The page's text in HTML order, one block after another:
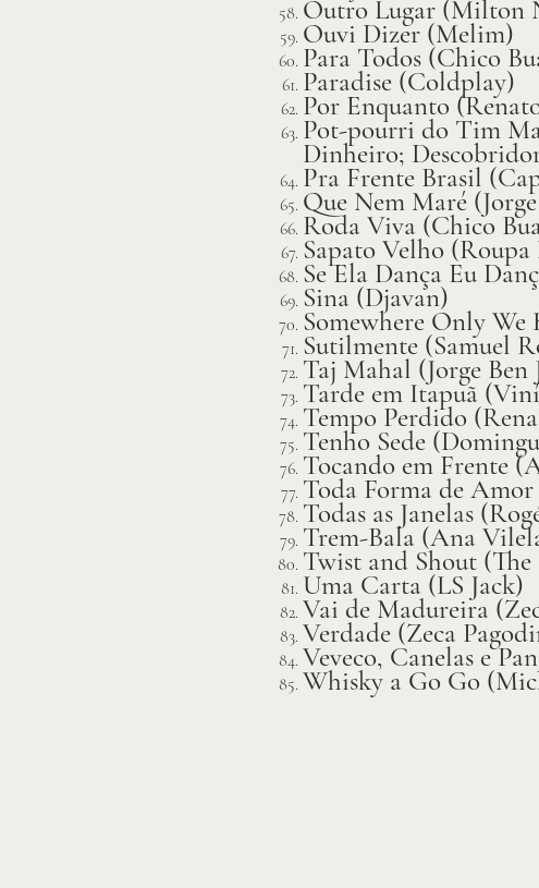
Outro Lugar (Milton
Ouvi Dizer (Melim)
Para Todos (Chico
Paradise (Coldplay)
Por Enquanto
Pot-pourri do Tim
Dinheiro;
Pra Frente Brasil
Que Nem Maré
Roda Viva (Chico
Sapato Velho (Roupa
Se Ela Dança Eu
Sina (Djavan)
Somewhere Only
Sutilmente (Samuel
Taj Mahal (Jorge Ben
Tarde em Itapuã
Tempo Perdido
Tenho Sede
Tocando em Frente
Toda Forma de
Todas as Janelas
Trem-Bala (Ana
Twist and Shout (The
Uma Carta (LS Jack)
Vai de Madureira
Verdade (Zeca
Veveco, Canelas e
Whisky a Go Go